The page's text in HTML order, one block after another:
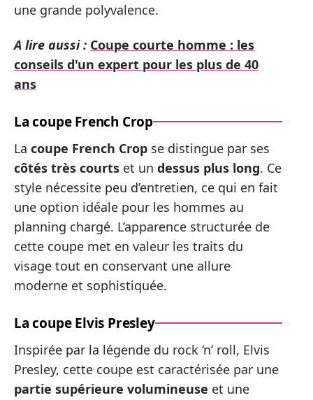
une grande polyvalence.
A lire aussi : Coupe courte homme : les
conseils d'un expert pour les plus de 40
ans
La coupe French Crop
La coupe French Crop se distingue par ses
côtés très courts et un dessus plus long. Ce
style nécessite peu d’entretien, ce qui en fait
une option idéale pour les hommes au
planning chargé. L’apparence structurée de
cette coupe met en valeur les traits du
visage tout en conservant une allure
moderne et sophistiquée.
La coupe Elvis Presley
Inspirée par la légende du rock ‘n’ roll, Elvis
Presley, cette coupe est caractérisée par une
partie supérieure volumineuse et une